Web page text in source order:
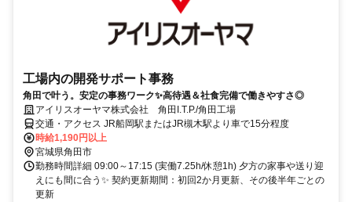
工場内の開発サポート事務
角田で叶う。安定の事務ワーク✨高待遇＆社食完備で働きやすさ◎
アイリスオーヤマ株式会社 角田I.T.P./角田工場
交通・アクセス JR船岡駅またはJR槻木駅より車で15分程度
時給1,190円以上
宮城県角田市
勤務時間詳細 09:00～17:15 (実働7.25h/休憩1h) 夕方の家事や送り迎
えにも間に合う✨ 契約更新期間：初回2か月更新、その後半年ごとの
更新